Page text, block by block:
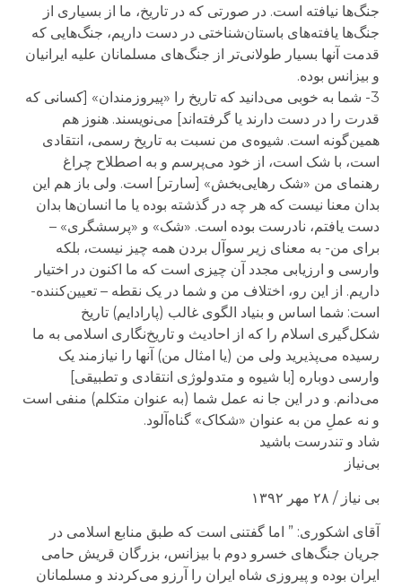
جنگ‌ها نیافته است. در صورتی که در تاریخ، ما از بسیاری از
جنگ‌ها یافته‌های باستان‌شناختی در دست داریم، جنگ‌هایی که
قدمت آنها بسیار طولانی‌تر از جنگ‌های مسلمانان علیه ایرانیان
و بیزانس بوده.
3- شما به خوبی می‌دانید که تاریخ را «پیروزمندان» [کسانی که
قدرت را در دست دارند یا گرفته‌اند] می‌نویسند. هنوز هم
همین‌گونه است. شیوه‌ی من نسبت به تاریخ رسمی، انتقادی
است، با شک است، از خود می‌پرسم و به اصطلاح چراغ
رهنمای من «شک رهایی‌بخش» [سارتر] است. ولی باز هم این
بدان معنا نیست که هر چه در گذشته بوده یا ما انسان‌ها بدان
دست یافتم، نادرست بوده است. «شک» و «پرسشگری» –
برای من- به معنای زیر سوآل بردن همه چیز نیست، بلکه
وارسی و ارزیابی مجدد آن چیزی است که ما اکنون در اختیار
داریم. از این رو، اختلاف من و شما در یک نقطه – تعیین‌کننده-
است: شما اساس و بنیاد الگوی غالب (پارادایم) تاریخ
شکل‌گیری اسلام را که از احادیث و تاریخ‌نگاری اسلامی به ما
رسیده می‌پذیرید ولی من (یا امثال من) آنها را نیازمند یک
وارسی دوباره [با شیوه و متدولوژی انتقادی و تطبیقی]
می‌دانم. و در این جا نه عمل شما (به عنوان متکلم) منفی است
و نه عمل‌ِ من به عنوان «شکاک» گناه‌آلود.
شاد و تندرست باشید
بی‌نیاز
بی نیاز / ۲۸ مهر ۱۳۹۲
آقای اشکوری: ” اما گفتنی است که طبق منابع اسلامی در
جریان جنگ‌های خسرو دوم با بیزانس، بزرگان قریش حامی
ایران بوده و پیروزی شاه ایران را آرزو می‌کردند و مسلمانان